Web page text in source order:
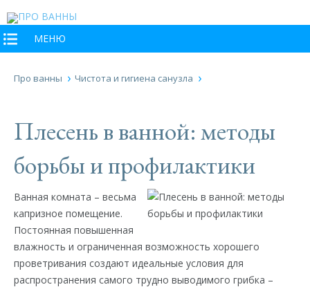
МЕНЮ
Про ванны Чистота и гигиена санузла
Плесень в ванной: методы
борьбы и профилактики
Ванная комната – весьма
капризное помещение.
Постоянная повышенная
влажность и ограниченная возможность хорошего
проветривания создают идеальные условия для
распространения самого трудно выводимого грибка –